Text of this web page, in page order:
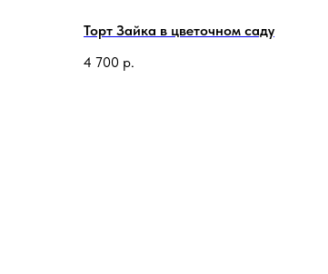
Торт Зайка в цветочном саду
4 700 р.